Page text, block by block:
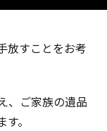
放すことをお考
、ご家族の遺品
。